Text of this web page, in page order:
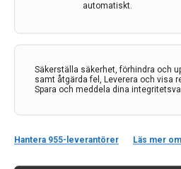
automatiskt.
Säkerställa säkerhet, förhindra och
samt åtgärda fel, Leverera och visa
Spara och meddela dina
Hantera 955-leverantörer Läs mer
– För att kunna bedriva modern
sjukvård är det viktigt att ha all
och kan ta emot barn, vuxna